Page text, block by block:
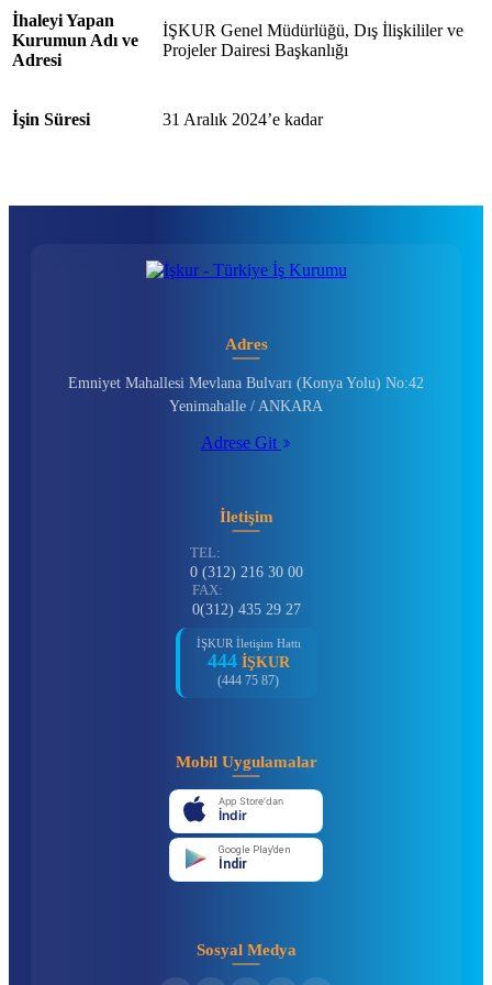
İhaleyi Yapan
Kurumun Adı ve
Adresi
İŞKUR Genel Müdürlüğü, Dış İlişkililer ve
Projeler Dairesi Başkanlığı
İşin Süresi 31 Aralık 2024’e kadar
Adres
Emniyet Mahallesi Mevlana Bulvarı (Konya Yolu) No:42
Yenimahalle / ANKARA
Adrese Git
İletişim
TEL:
0 (312) 216 30 00
FAX:
0(312) 435 29 27
İŞKUR İletişim Hattı
444 İŞKUR
(444 75 87)
Mobil Uygulamalar
App Store'dan
İndir
Google Play'den
İndir
Sosyal Medya